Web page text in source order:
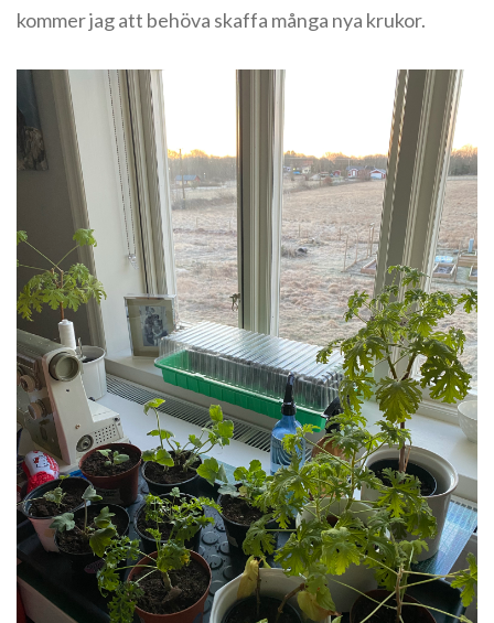
kommer jag att behöva skaffa många nya krukor.